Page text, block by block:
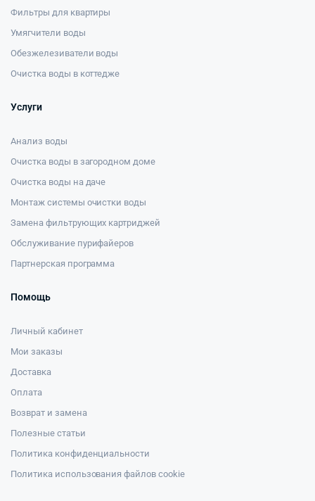
Фильтры для квартиры
Умягчители воды
Обезжелезиватели воды
Очистка воды в коттедже
Услуги
Анализ воды
Очистка воды в загородном доме
Очистка воды на даче
Монтаж системы очистки воды
Замена фильтрующих картриджей
Обслуживание пурифайеров
Партнерская программа
Помощь
Личный кабинет
Мои заказы
Доставка
Оплата
Возврат и замена
Полезные статьи
Политика конфиденциальности
Политика использования файлов cookie